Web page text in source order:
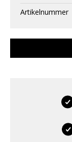
Artikelnummer